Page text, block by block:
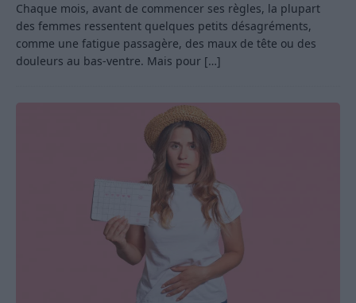
Chaque mois, avant de commencer ses règles, la plupart
des femmes ressentent quelques petits désagréments,
comme une fatigue passagère, des maux de tête ou des
douleurs au bas-ventre. Mais pour […]